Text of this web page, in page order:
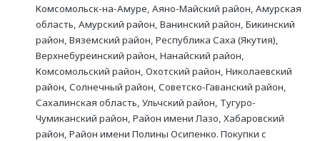
Комсомольск-на-Амуре, Аяно-Майский район, Амурская
область, Амурский район, Ванинский район, Бикинский
район, Вяземский район, Республика Саха (Якутия),
Верхнебуреинский район, Нанайский район,
Комсомольский район, Охотский район, Николаевский
район, Солнечный район, Советско-Гаванский район,
Сахалинская область, Ульчский район, Тугуро-
Чумиканский район, Район имени Лазо, Хабаровский
район, Район имени Полины Осипенко. Покупки с